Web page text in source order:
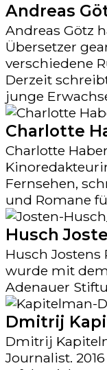
Andreas
Andreas Götz
Übersetzer
verschiedene
Derzeit
junge
Charlotte
Charlotte
Fernsehen,
und Romane
Husch
Husch Jostens
wurde mit
Adenauer
Dmitrij
Dmitrij
Journalist.